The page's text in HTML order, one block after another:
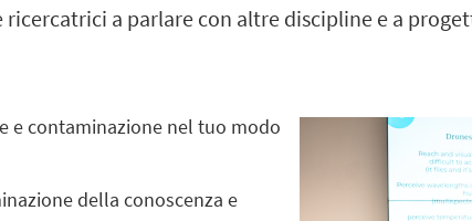
a parlare con altre discipline e a
e contaminazione nel tuo modo
della conoscenza e